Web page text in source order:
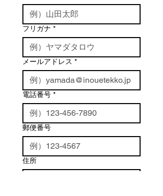
フリガナ *
メールアドレス *
電話番号 *
郵便番号
住所